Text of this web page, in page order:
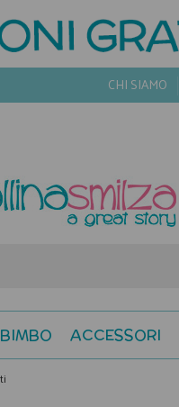
CHI SIAMO
BIMBO ACCESSORI